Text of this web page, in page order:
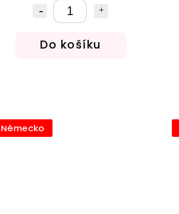
Do košíku
Německo